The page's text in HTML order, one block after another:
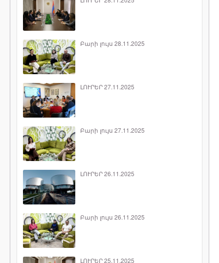
Բարի լույս 28.11.2025
ԼՈՒՐԵՐ 27.11.2025
Բարի լույս 27.11.2025
ԼՈՒՐԵՐ 26.11.2025
Բարի լույս 26.11.2025
ԼՈՒՐԵՐ 25.11.2025